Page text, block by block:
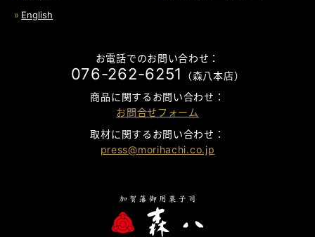
English
お電話でのお問い合わせ：
076-262-6251
（森八本店）
商品に関するお問い合わせ：
お問合せフォーム
取材に関するお問い合わせ：
press@morihachi.co.jp